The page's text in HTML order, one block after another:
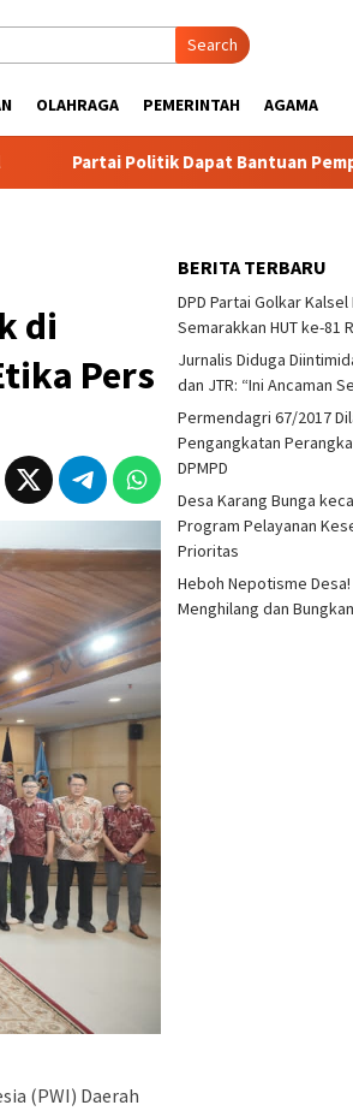
Search
OLAHRAGA PEMERINTAH AGAMA
Dapat Bantuan Pemprov Kalsel
di
Pers
(PWI) Daerah
BERITA TERBARU
DPD Partai Golkar
Semarakkan HUT ke-81
Jurnalis Diduga
dan JTR: “Ini Ancaman
Permendagri 67/2017
Pengangkatan
DPMPD
Desa Karang Bunga
Program Pelayanan
Prioritas
Heboh Nepotisme Desa!
Menghilang dan